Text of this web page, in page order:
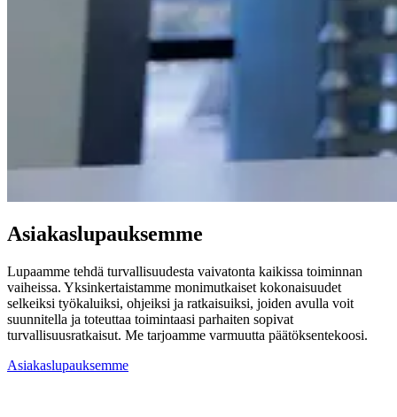
Asiakaslupauksemme
Lupaamme tehdä turvallisuudesta vaivatonta kaikissa toiminnan
vaiheissa. Yksinkertaistamme monimutkaiset kokonaisuudet
selkeiksi työkaluiksi, ohjeiksi ja ratkaisuiksi, joiden avulla voit
suunnitella ja toteuttaa toimintaasi parhaiten sopivat
turvallisuusratkaisut. Me tarjoamme varmuutta päätöksentekoosi.
Asiakaslupauksemme